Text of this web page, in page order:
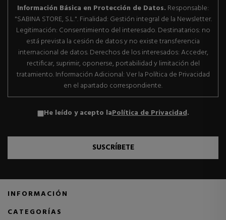
Información Básica en Protección de Datos. Responsable:
"SABINA STORE, S.L.". Finalidad: Gestión integral de la Newsletter.
Legitimación: Consentimiento del interesado. Destinatarios: no
está prevista la cesión de datos y no existe transferencia
internacional de datos. Derechos de los interesados: Acceder,
rectificar, suprimir, oponerse, portabilidad y limitación del
tratamiento. Información Adicional: Ver la Política de Privacidad
en el apartado correspondiente.
He leído y acepto laPolítica de Privacidad.
SUSCRÍBETE
INFORMACIÓN
CATEGORÍAS